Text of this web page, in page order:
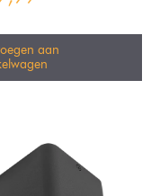
€149,99
in